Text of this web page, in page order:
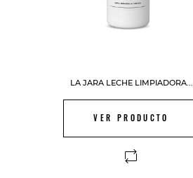
LA JARA LECHE LIMPIADORA...
VER PRODUCTO